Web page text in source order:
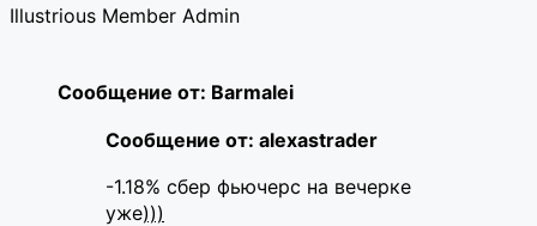
Illustrious Member Admin
Сообщение от: Barmalei
Сообщение от: alexastrader
-1.18% сбер фьючерс на вечерке
уже)))